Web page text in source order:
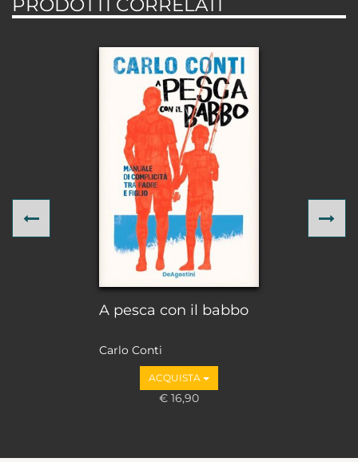
PRODOTTI CORRELATI
A pesca con il babbo
Carlo Conti
ACQUISTA
€ 16,90
Previous